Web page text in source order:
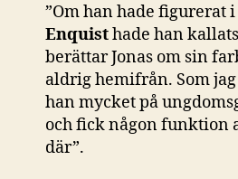
”Om han hade figurerat
Enquisthade han
berättar Jonas om sin
aldrig hemifrån. Som
han mycket på
och fick någon funktion
där”.